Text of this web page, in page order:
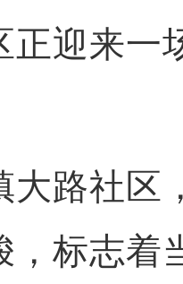
正迎来一
路社区
，标志着